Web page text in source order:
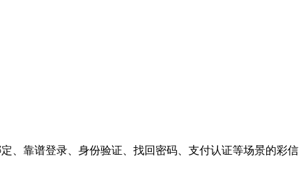
、靠谱登录、身份验证、找回密码、支付认证等场景的彩信